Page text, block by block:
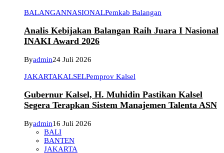
BALANGANNASIONALPemkab Balangan
Analis Kebijakan Balangan Raih Juara I Nasional
INAKI Award 2026
Byadmin24 Juli 2026
JAKARTAKALSELPemprov Kalsel
Gubernur Kalsel, H. Muhidin Pastikan Kalsel
Segera Terapkan Sistem Manajemen Talenta ASN
Byadmin16 Juli 2026
BALI
BANTEN
JAKARTA